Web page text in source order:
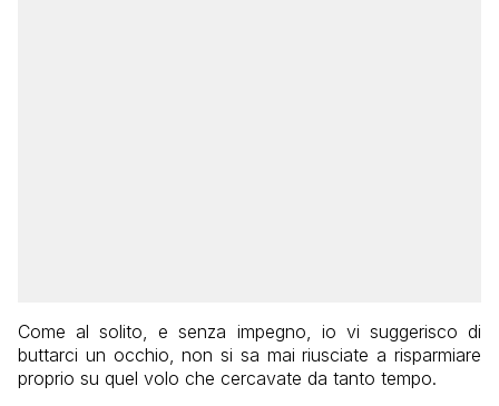
Come al solito, e senza impegno, io vi suggerisco di
buttarci un occhio, non si sa mai riusciate a risparmiare
proprio su quel volo che cercavate da tanto tempo.